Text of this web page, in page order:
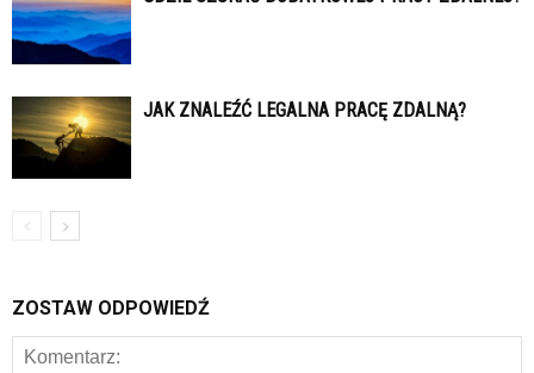
JAK ZNALEŹĆ LEGALNA PRACĘ ZDALNĄ?
ZOSTAW ODPOWIEDŹ